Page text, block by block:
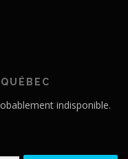
indisponible.